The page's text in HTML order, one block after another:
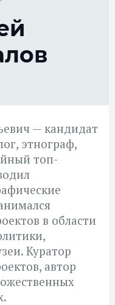
— кандидат
этнограф,
топ-
в области
Куратор
автор